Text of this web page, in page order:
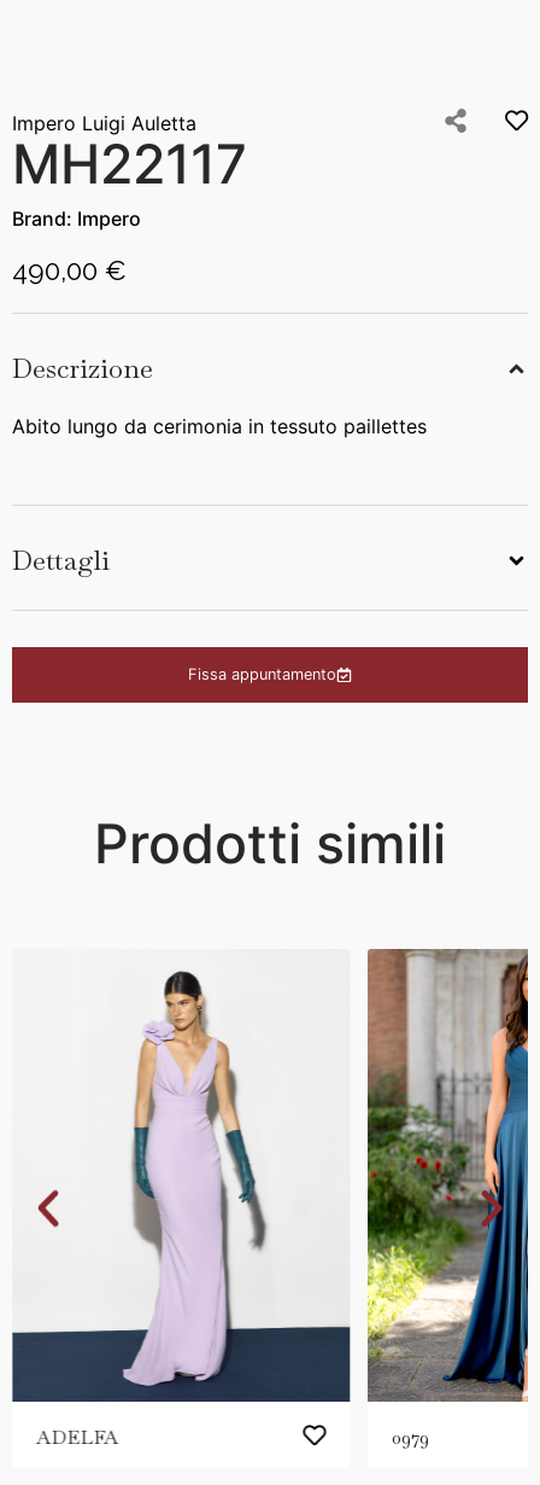
Impero Luigi Auletta
MH22117
Brand: Impero
490,00 €
Descrizione
Abito lungo da cerimonia in tessuto paillettes
Dettagli
Fissa appuntamento
Prodotti simili
ADELFA 0979